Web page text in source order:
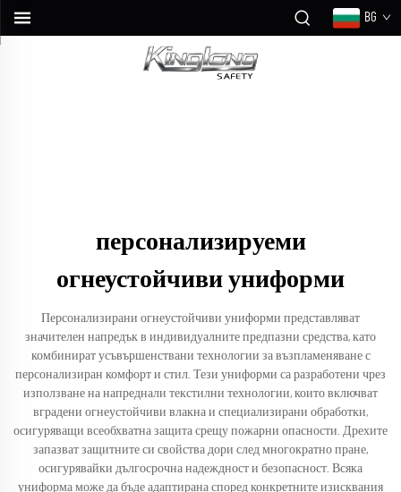
BG
персонализируеми
огнеустойчиви униформи
Персонализирани огнеустойчиви униформи представляват
значителен напредък в индивидуалните предпазни средства, като
комбинират усъвършенствани технологии за възпламеняване с
персонализиран комфорт и стил. Тези униформи са разработени чрез
използване на напреднали текстилни технологии, които включват
вградени огнеустойчиви влакна и специализирани обработки,
осигуряващи всеобхватна защита срещу пожарни опасности. Дрехите
запазват защитните си свойства дори след многократно пране,
осигурявайки дългосрочна надеждност и безопасност. Всяка
униформа може да бъде адаптирана според конкретните изисквания